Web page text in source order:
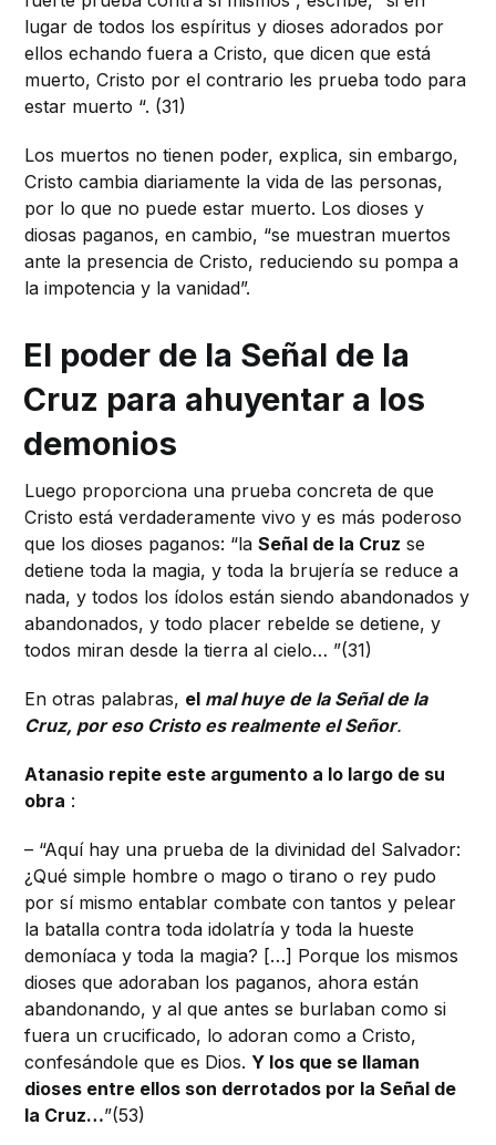
lugar de todos los espíritus y dioses adorados por
ellos echando fuera a Cristo, que dicen que está
muerto, Cristo por el contrario les prueba todo para
estar muerto “. (31)
Los muertos no tienen poder, explica, sin embargo,
Cristo cambia diariamente la vida de las personas,
por lo que no puede estar muerto. Los dioses y
diosas paganos, en cambio, “se muestran muertos
ante la presencia de Cristo, reduciendo su pompa a
la impotencia y la vanidad”.
El poder de la Señal de la
Cruz para ahuyentar a los
demonios
Luego proporciona una prueba concreta de que
Cristo está verdaderamente vivo y es más poderoso
que los dioses paganos: “laSeñal de la Cruz se
detiene toda la magia, y toda la brujería se reduce a
nada, y todos los ídolos están siendo abandonados y
abandonados, y todo placer rebelde se detiene, y
todos miran desde la tierra al cielo… ”(31)
En otras palabras, el mal huye de la Señal de la
Cruz, por eso Cristo es realmente el Señor.
Atanasio repite este argumento a lo largo de su
obra :
– “Aquí hay una prueba de la divinidad del Salvador:
¿Qué simple hombre o mago o tirano o rey pudo
por sí mismo entablar combate con tantos y pelear
la batalla contra toda idolatría y toda la hueste
demoníaca y toda la magia? […] Porque los mismos
dioses que adoraban los paganos, ahora están
abandonando, y al que antes se burlaban como si
fuera un crucificado, lo adoran como a Cristo,
confesándole que es Dios. Y los que se llaman
dioses entre ellos son derrotados por la Señal de
la Cruz…”(53)